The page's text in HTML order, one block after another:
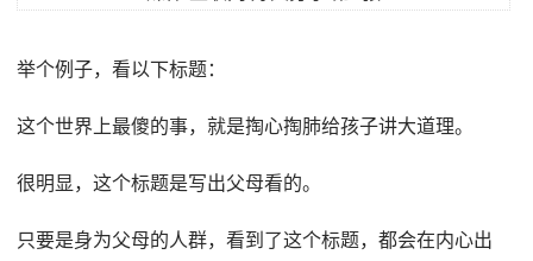
举个例子，看以下标题：
这个世界上最傻的事，就是掏心掏肺给孩子讲大道理。
很明显，这个标题是写出父母看的。
只要是身为父母的人群，看到了这个标题，都会在内心出